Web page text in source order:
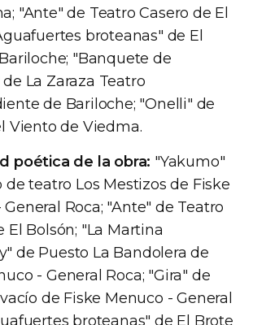
"Ante" de Teatro Casero de El
broteanas" de El
"Banquete de
La Zaraza Teatro
de Bariloche; "Onelli" de
Viento de Viedma.
poética de la obra: "Yakumo"
teatro Los Mestizos de Fiske
Roca; "Ante" de Teatro
El Bolsón; "La Martina
de Puesto La Bandolera de
- General Roca; "Gira" de
de Fiske Menuco - General
broteanas" de El Brote